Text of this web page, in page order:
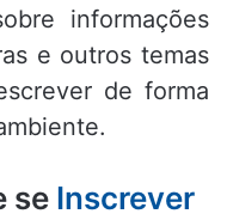
informações
e outros temas
de forma
se Inscrever